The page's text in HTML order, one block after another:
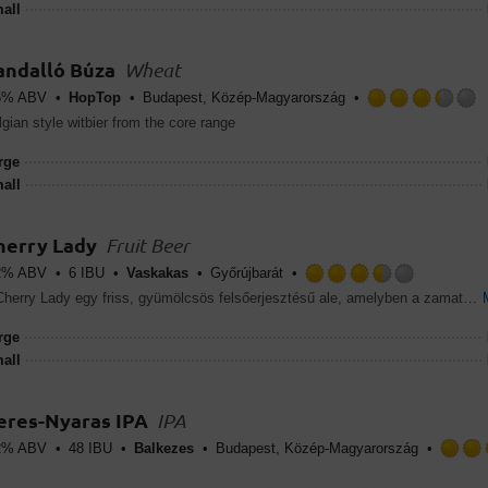
Búza Wheat
ABV HopTop
Budapest, Közép-Magyarország
style witbier from the core range
Lady Fruit Beer
ABV 6 IBU Vaskakas
Győrújbarát
A Cherry Lady egy friss, gyümölcsös felsőerjesztésű ale, amelyben a zamatos meggy természetes savanykássága és élénk gyümölcsössége találkozik a gondosan felépített, lágy malátás alappal. A szűretlen jellegnek köszönhetően a sör karaktere telt, mégis könnyen iható, minden kortyban megőrizve a gyümölcs frissességét.
Nyaras IPA IPA
ABV 48 IBU Balkezes Budapest, Közép-Magyarország